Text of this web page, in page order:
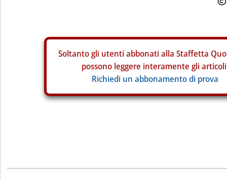
Soltanto gli utenti abbonati alla Staffetta
possono leggere interamente gli
Richiedi un abbonamento di prova